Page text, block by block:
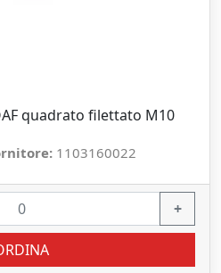
quadrato filettato M10
1103160022
+